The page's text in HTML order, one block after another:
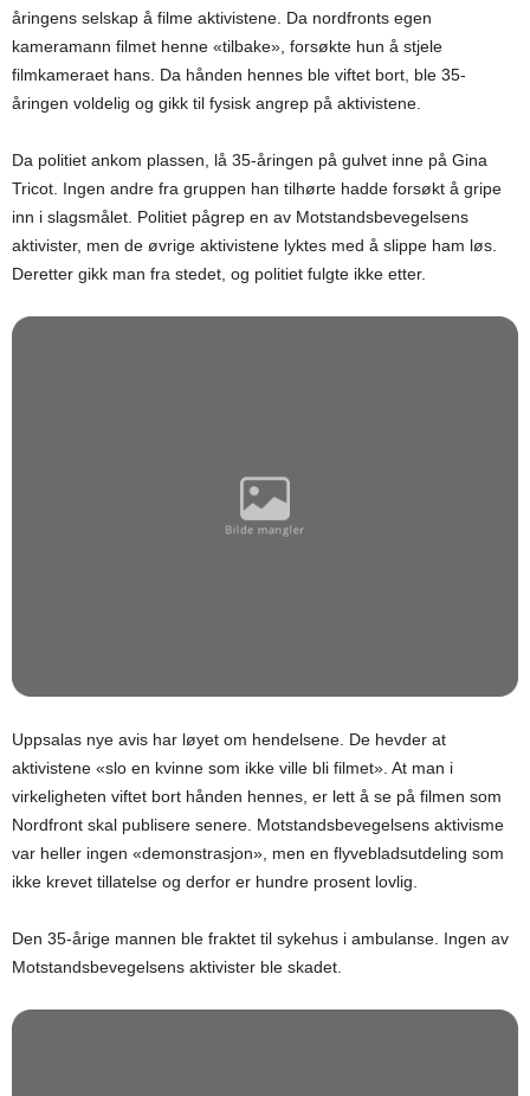
åringens selskap å filme aktivistene. Da nordfronts egen
kameramann filmet henne «tilbake», forsøkte hun å stjele
filmkameraet hans. Da hånden hennes ble viftet bort, ble 35-
åringen voldelig og gikk til fysisk angrep på aktivistene.
Da politiet ankom plassen, lå 35-åringen på gulvet inne på Gina
Tricot. Ingen andre fra gruppen han tilhørte hadde forsøkt å gripe
inn i slagsmålet. Politiet pågrep en av Motstandsbevegelsens
aktivister, men de øvrige aktivistene lyktes med å slippe ham løs.
Deretter gikk man fra stedet, og politiet fulgte ikke etter.
Uppsalas nye avis har løyet om hendelsene. De hevder at
aktivistene «slo en kvinne som ikke ville bli filmet». At man i
virkeligheten viftet bort hånden hennes, er lett å se på filmen som
Nordfront skal publisere senere. Motstandsbevegelsens aktivisme
var heller ingen «demonstrasjon», men en flyvebladsutdeling som
ikke krevet tillatelse og derfor er hundre prosent lovlig.
Den 35-årige mannen ble fraktet til sykehus i ambulanse. Ingen av
Motstandsbevegelsens aktivister ble skadet.